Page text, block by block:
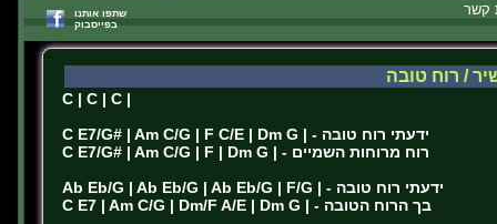
שתפו אותנו
בפייסבוק
קשר
/ רוח טובה
C | C | C |
C E7/G# | Am C/G | F C/E | Dm G | - ידעתי רוח טובה
C E7/G# | Am C/G | F | Dm G | - רוח מרוחות השמיים
Ab Eb/G | Ab Eb/G | Ab Eb/G | F/G | - ידעתי רוח טובה
C E7 | Am C/G | Dm/F A/E | Dm G | - בך הרוח הטובה